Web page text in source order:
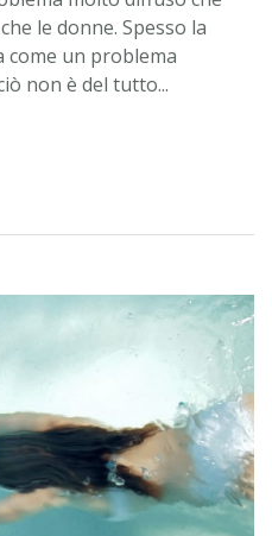
le donne. Spesso la
come un problema
non è del tutto...